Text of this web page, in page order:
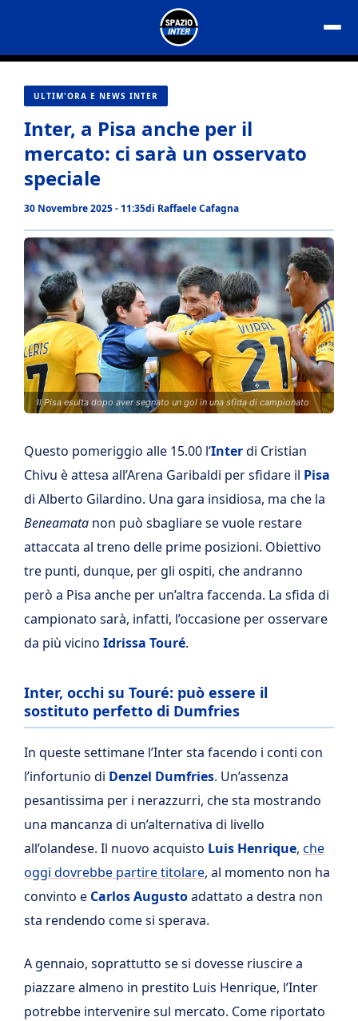
contenuto
ULTIM'ORA E NEWS INTER
Inter, a Pisa anche per il
mercato: ci sarà un osservato
speciale
30 Novembre 2025 - 11:35di Raffaele Cafagna
Il Pisa esulta dopo aver segnato un gol in una sfida di campionato
Questo pomeriggio alle 15.00 l’Interdi Cristian
Chivu è attesa all’Arena Garibaldi per sfidare il Pisa
di Alberto Gilardino. Una gara insidiosa, ma che la
Beneamata non può sbagliare se vuole restare
attaccata al treno delle prime posizioni. Obiettivo
tre punti, dunque, per gli ospiti, che andranno
però a Pisa anche per un’altra faccenda. La sfida di
campionato sarà, infatti, l’occasione per osservare
da più vicino Idrissa Touré.
Inter, occhi su Touré: può essere il
sostituto perfetto di Dumfries
In queste settimane l’Inter sta facendo i conti con
l’infortunio di Denzel Dumfries. Un’assenza
pesantissima per i nerazzurri, che sta mostrando
una mancanza di un’alternativa di livello
all’olandese. Il nuovo acquisto Luis Henrique, che
oggi dovrebbe partire titolare, al momento non ha
convinto e Carlos Augustoadattato a destra non
sta rendendo come si sperava.
A gennaio, soprattutto se si dovesse riuscire a
piazzare almeno in prestito Luis Henrique, l’Inter
potrebbe intervenire sul mercato. Come riportato